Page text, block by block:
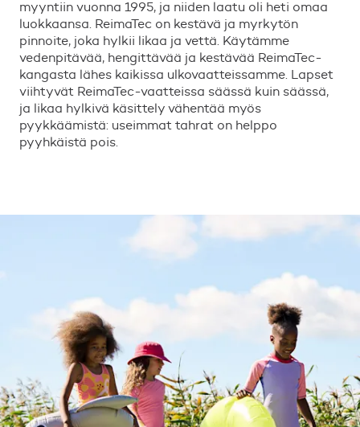
myyntiin vuonna 1995, ja niiden laatu oli heti omaa
luokkaansa. ReimaTec on kestävä ja myrkytön
pinnoite, joka hylkii likaa ja vettä. Käytämme
vedenpitävää, hengittävää ja kestävää ReimaTec-
kangasta lähes kaikissa ulkovaatteissamme. Lapset
viihtyvät ReimaTec-vaatteissa säässä kuin säässä,
ja likaa hylkivä käsittely vähentää myös
pyykkäämistä: useimmat tahrat on helppo
pyyhkäistä pois.